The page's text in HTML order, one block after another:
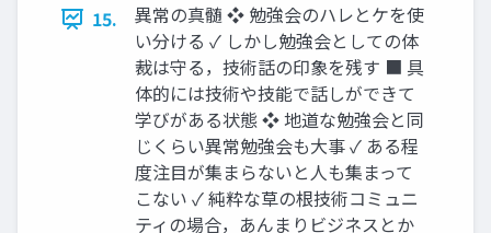
15.
異常の真髄 ❖ 勉強会のハレとケを使
い分ける ✓ しかし勉強会としての体
裁は守る，技術話の印象を残す ■ 具
体的には技術や技能で話しができて
学びがある状態 ❖ 地道な勉強会と同
じくらい異常勉強会も大事 ✓ ある程
度注目が集まらないと人も集まって
こない ✓ 純粋な草の根技術コミュニ
ティの場合，あんまりビジネスとか